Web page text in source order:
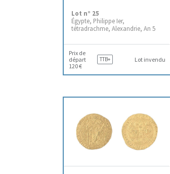
Lot n° 25
Égypte, Philippe Ier,
tétradrachme, Alexandrie, An 5
Prix de
départ
120 €
TTB+ Lot invendu